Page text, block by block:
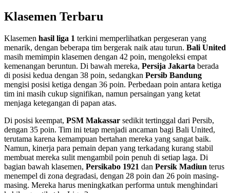
Klasemen Terbaru
Klasemen hasil liga 1 terkini memperlihatkan pergeseran yang
menarik, dengan beberapa tim bergerak naik atau turun. Bali United
masih memimpin klasemen dengan 42 poin, mengoleksi empat
kemenangan beruntun. Di bawah mereka, Persija Jakarta berada
di posisi kedua dengan 38 poin, sedangkan Persib Bandung
mengisi posisi ketiga dengan 36 poin. Perbedaan poin antara ketiga
tim ini masih cukup signifikan, namun persaingan yang ketat
menjaga ketegangan di papan atas.
Di posisi keempat, PSM Makassar sedikit tertinggal dari Persib,
dengan 35 poin. Tim ini tetap menjadi ancaman bagi Bali United,
terutama karena kemampuan bertahan mereka yang sangat baik.
Namun, kinerja para pemain depan yang terkadang kurang stabil
membuat mereka sulit mengambil poin penuh di setiap laga. Di
bagian bawah klasemen, Persikabo 1921 dan Persik Madiun terus
menempel di zona degradasi, dengan 28 poin dan 26 poin masing-
masing. Mereka harus meningkatkan performa untuk menghindari